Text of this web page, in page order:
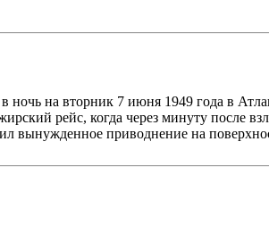
на вторник 7 июня 1949 года в
рейс, когда через минуту после
вынужденное приводнение на